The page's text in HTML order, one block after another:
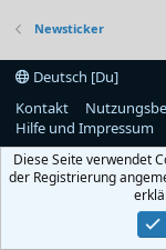
Newsticker
Deutsch [Du]
Kontakt
Hilfe und Impressum
Diese Seite verwendet
der Registrierung